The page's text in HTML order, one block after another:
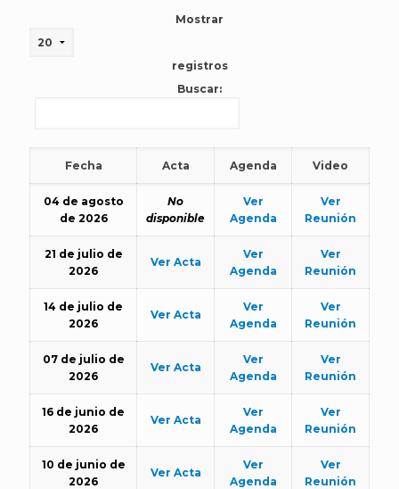
Mostrar
registros
Buscar:
Fecha Acta Agenda Video
04 de agosto
de 2026
No
disponible
Ver
Agenda
Ver
Reunión
21 de julio de
2026
Ver Acta
Ver
Agenda
Ver
Reunión
14 de julio de
2026
Ver Acta
Ver
Agenda
Ver
Reunión
07 de julio de
2026
Ver Acta
Ver
Agenda
Ver
Reunión
16 de junio de
2026
Ver Acta
Ver
Agenda
Ver
Reunión
10 de junio de
2026
Ver Acta
Ver
Agenda
Ver
Reunión